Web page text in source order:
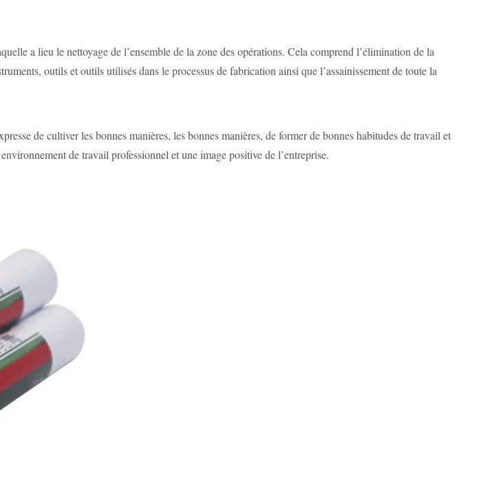
a lieu le nettoyage de l’ensemble de la zone des opérations. Cela comprend l’élimination de la
outils et outils utilisés dans le processus de fabrication ainsi que l’assainissement de toute la
de cultiver les bonnes manières, les bonnes manières, de former de bonnes habitudes de travail et
de travail professionnel et une image positive de l’entreprise.